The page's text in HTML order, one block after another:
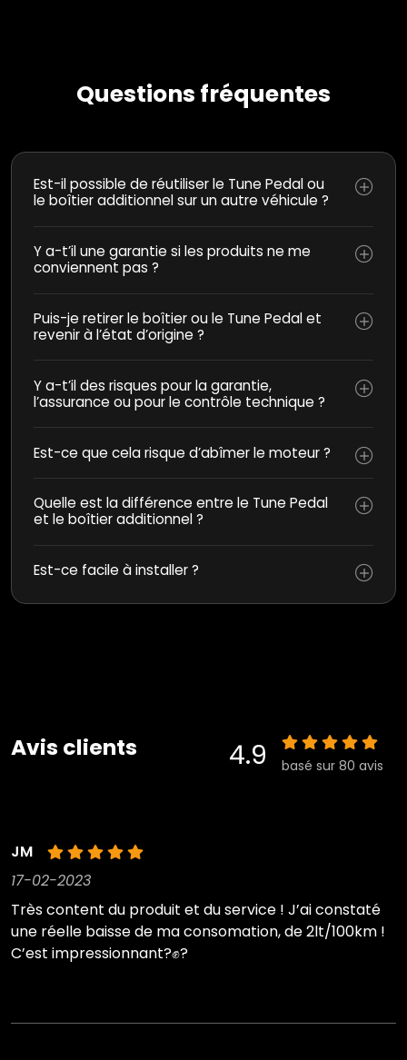
Questions fréquentes
Est-il possible de réutiliser le Tune Pedal ou
le boîtier additionnel sur un autre véhicule ?
Y a-t’il une garantie si les produits ne me
conviennent pas ?
Puis-je retirer le boîtier ou le Tune Pedal et
revenir à l’état d’origine ?
Y a-t’il des risques pour la garantie,
l’assurance ou pour le contrôle technique ?
Est-ce que cela risque d’abîmer le moteur ?
Quelle est la différence entre le Tune Pedal
et le boîtier additionnel ?
Est-ce facile à installer ?
Avis clients 4.9 basé sur 80 avis
JM
17-02-2023
Très content du produit et du service ! J’ai constaté
une réelle baisse de ma consomation, de 2lt/100km !
C’est impressionnant?✊?